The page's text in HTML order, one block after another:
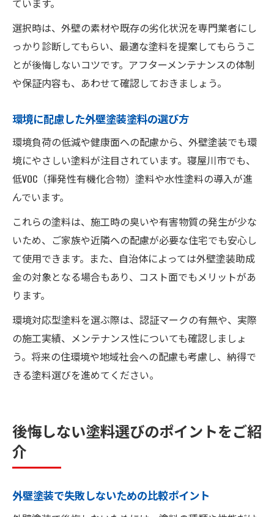
ています。
選択時は、外壁の素材や既存の劣化状況を専門業者にし
っかり診断してもらい、最適な塗料を提案してもらうこ
とが後悔しないコツです。アフターメンテナンスの体制
や保証内容も、あわせて確認しておきましょう。
環境に配慮した外壁塗装塗料の選び方
環境負荷の低減や健康面への配慮から、外壁塗装でも環
境にやさしい塗料が注目されています。寝屋川市でも、
低VOC（揮発性有機化合物）塗料や水性塗料の導入が進
んでいます。
これらの塗料は、施工時の臭いや有害物質の発生が少な
いため、ご家族や近隣への配慮が必要な住宅でも安心し
て使用できます。また、自治体によっては外壁塗装助成
金の対象となる場合もあり、コスト面でもメリットがあ
ります。
環境対応型塗料を選ぶ際は、認証マークの有無や、実際
の施工実績、メンテナンス性についても確認しましょ
う。将来の住環境や地域社会への配慮も考慮し、納得で
きる塗料選びを進めてください。
後悔しない塗料選びのポイントをご紹
介
外壁塗装で失敗しないための比較ポイント